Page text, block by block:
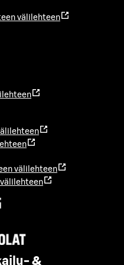
välilehteen
välilehteen
&